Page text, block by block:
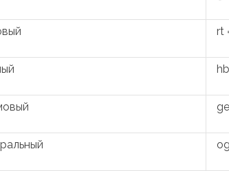
rt